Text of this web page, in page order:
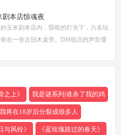
族恩怨与情感纠葛，以轻松幽默的笔触
一
剧本店惊魂夜
玉米剧本店内，昏暗的灯光下，六名玩
在一张古旧木桌旁。DM低沉的声音缓
之上》 我是谜系列|谁杀了我的鸡
我将在18岁后分裂成很多人
与风铃》 《蓝玫瑰路过的春天》